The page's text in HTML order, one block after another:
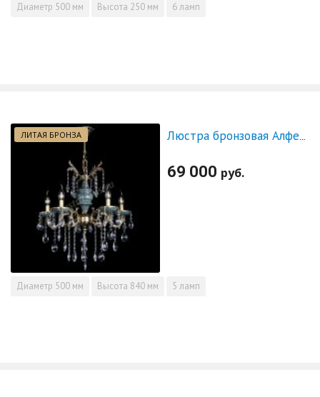
Диаметр 500 мм Высота 250 мм 6 ламп
ЛИТАЯ БРОНЗА
69 000 руб.
Диаметр 500 мм Высота 840 мм 5 ламп